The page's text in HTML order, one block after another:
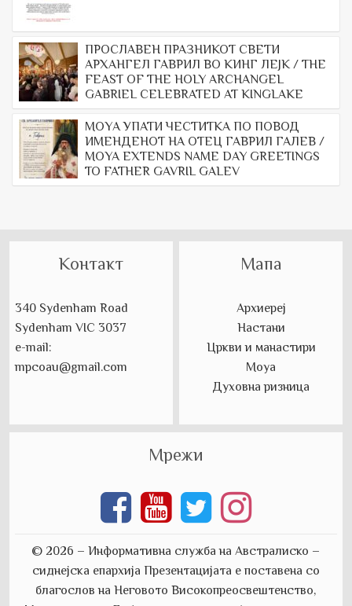
ПРОСЛАВЕН ПРАЗНИКОТ СВЕТИ
АРХАНГЕЛ ГАВРИЛ ВО КИНГ ЛЕЈК / THE
FEAST OF THE HOLY ARCHANGEL
GABRIEL CELEBRATED AT KINGLAKE
МОYА УПАТИ ЧЕСТИТКА ПО ПОВОД
ИМЕНДЕНОТ НА ОТЕЦ ГАВРИЛ ГАЛЕВ /
MOYA EXTENDS NAME DAY GREETINGS
TO FATHER GAVRIL GALEV
Контакт
340 Sydenham Road
Sydenham VIC 3037
e-mail:
mpcoau@gmail.com
Мрежи
© 2026 – Информативна служба на Австралиско –
сиднејска епархија Презентацијата е поставена со
благослов на Неговото Високопреосвештенство,
Мапа
Архиереј
Настани
Цркви и манастири
Моуа
Духовна ризница